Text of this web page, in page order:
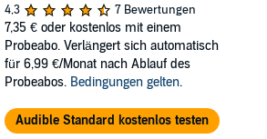
4,3
7 Bewertungen
7,35 € oder kostenlos mit einem
Probeabo. Verlängert sich automatisch
für 6,99 €/Monat nach Ablauf des
Probeabos. Bedingungen gelten.
Audible Standard kostenlos testen